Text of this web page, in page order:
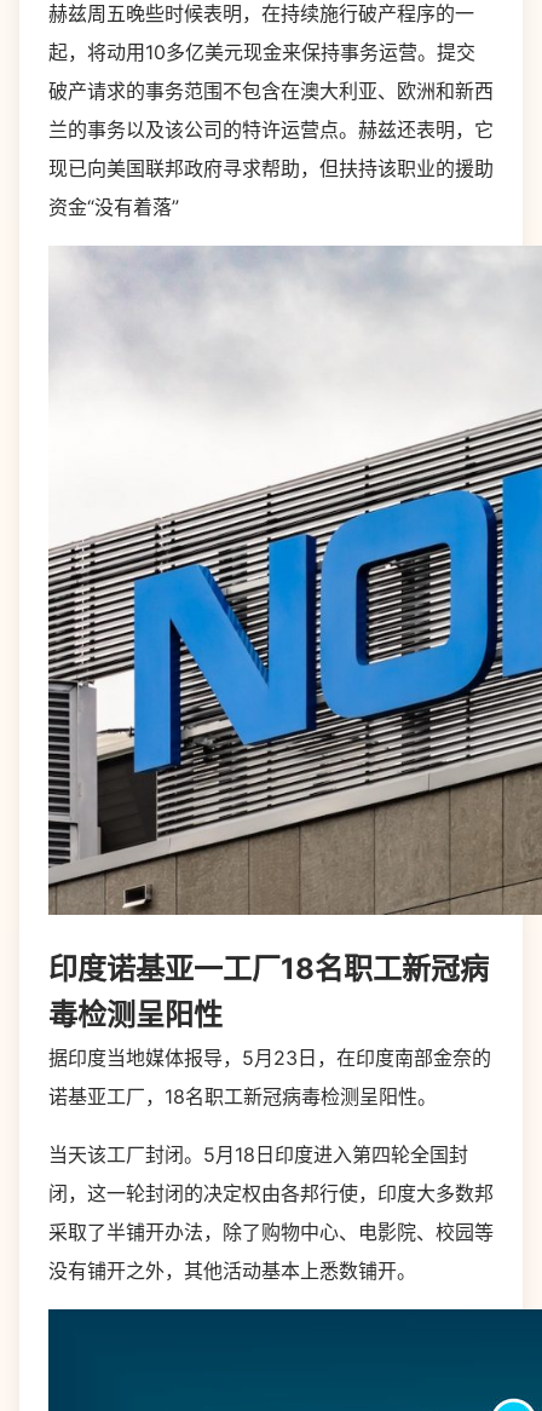
赫兹周五晚些时候表明，在持续施行破产程序的一
起，将动用10多亿美元现金来保持事务运营。提交
破产请求的事务范围不包含在澳大利亚、欧洲和新西
兰的事务以及该公司的特许运营点。赫兹还表明，它
现已向美国联邦政府寻求帮助，但扶持该职业的援助
资金“没有着落”
印度诺基亚一工厂18名职工新冠病
毒检测呈阳性
据印度当地媒体报导，5月23日，在印度南部金奈的
诺基亚工厂，18名职工新冠病毒检测呈阳性。
当天该工厂封闭。5月18日印度进入第四轮全国封
闭，这一轮封闭的决定权由各邦行使，印度大多数邦
采取了半铺开办法，除了购物中心、电影院、校园等
没有铺开之外，其他活动基本上悉数铺开。